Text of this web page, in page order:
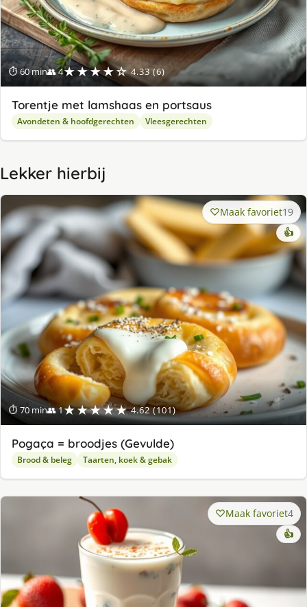
⏱ 60 min👥 4★★★★☆ 4.33 (6)
Torentje met lamshaas en portsaus
Avondeten & hoofdgerechten Vleesgerechten
Lekker hierbij
⏱ 70 min👥 1★★★★★ 4.62 (101)
Maak favoriet19
👍
Pogaça = broodjes (Gevulde)
Brood & beleg Taarten, koek & gebak
Maak favoriet4
👍